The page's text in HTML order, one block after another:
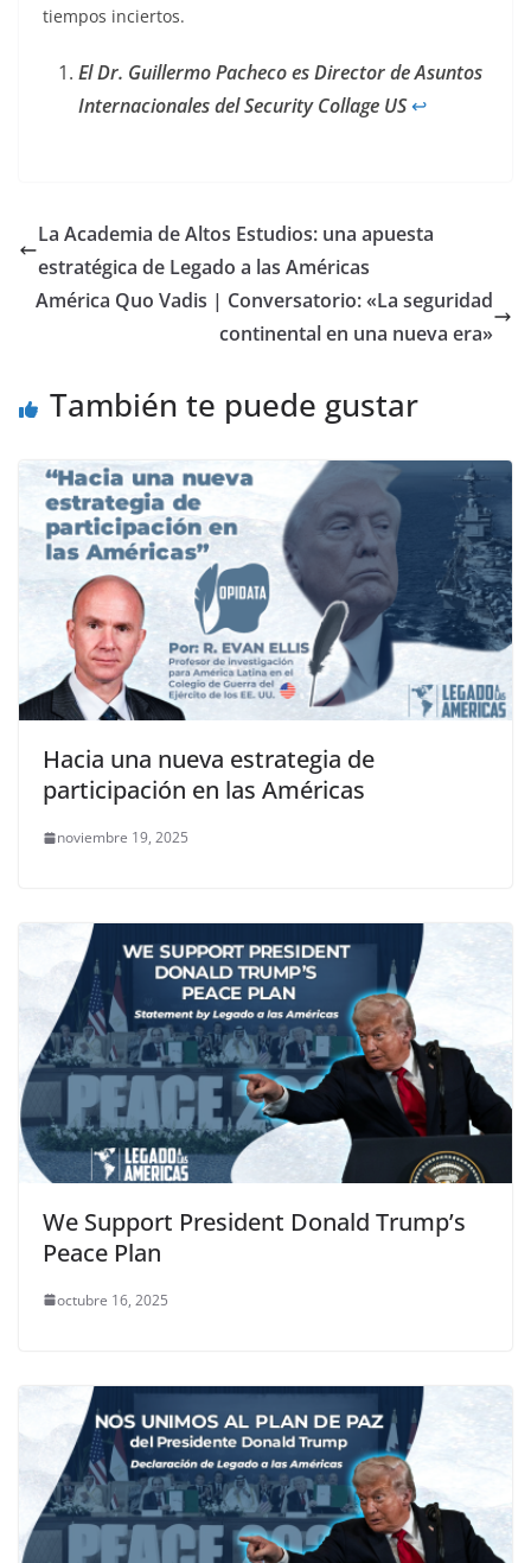
tiempos inciertos.
El Dr. Guillermo Pacheco es Director de Asuntos
Internacionales del Security Collage US ↩︎
La Academia de Altos Estudios: una apuesta
estratégica de Legado a las Américas
América Quo Vadis | Conversatorio: «La seguridad
continental en una nueva era»
También te puede gustar
Hacia una nueva estrategia de
participación en las Américas
noviembre 19, 2025
We Support President Donald Trump’s
Peace Plan
octubre 16, 2025